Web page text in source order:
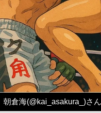
朝倉海(@kai_asakura_)さ